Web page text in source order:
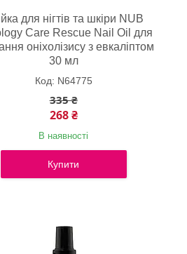
для нігтів та шкіри NUB
Care Rescue Nail Oil для
оніхолізису з евкаліптом
30 мл
N64775
335 ₴
268 ₴
В наявності
Купити